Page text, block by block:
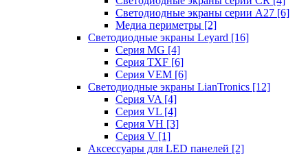
Светодиодные экраны серии А27 [6]
Медиа периметры [2]
Светодиодные экраны Leyard [16]
Серия MG [4]
Серия TXF [6]
Серия VEM [6]
Светодиодные экраны LianTronics [12]
Серия VA [4]
Серия VL [4]
Серия VH [3]
Серия V [1]
Аксессуары для LED панелей [2]